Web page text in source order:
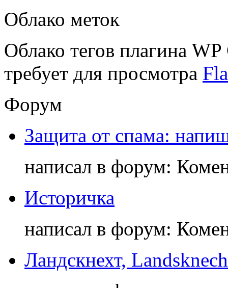
Облако меток
Облако тегов плагина
требует для просмотра
Форум
Защита от спама:
написал в форум:
Историчка
написал в форум:
Ландскнехт,